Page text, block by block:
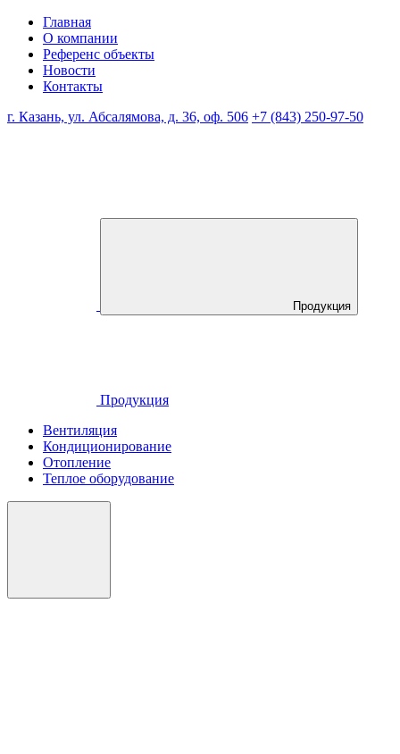
Главная
О компании
Референс объекты
Новости
Контакты
г. Казань, ул. Абсалямова, д. 36, оф. 506 +7 (843) 250-97-50
Продукция
Продукция
Вентиляция
Кондиционирование
Отопление
Теплое оборудование